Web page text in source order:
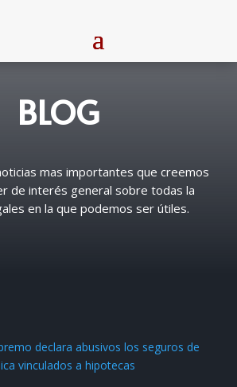
BLOG
mas importantes que creemos
de interés general sobre todas la
en la que podemos ser útiles.